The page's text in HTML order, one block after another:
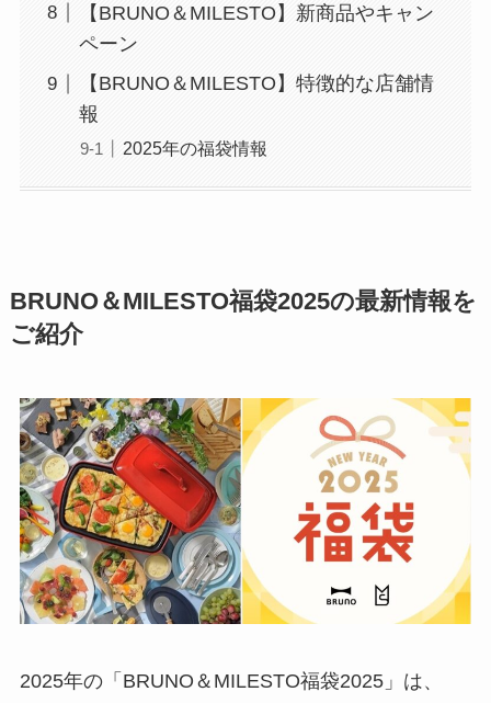
【BRUNO＆MILESTO】新商品やキャン
ペーン
【BRUNO＆MILESTO】特徴的な店舗情
報
2025年の福袋情報
BRUNO＆MILESTO福袋2025の最新情報を
ご紹介
2025年の「BRUNO＆MILESTO福袋2025」は、